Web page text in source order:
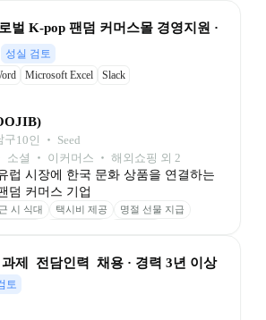
벌 K-pop 팬덤 커머스몰 경영지원 ·
성실 검토
Microsoft Excel Slack
구10인 ‧ Seed
소셜 ‧ 이커머스 ‧ 해외쇼핑 외 2
럽 시장에 한국 문화 상품을 연결하는
덤 커머스 기업
시 식대 택시비 제공
명절 선물 지급
제  전담인력  채용 · 경력 3년 이상
토